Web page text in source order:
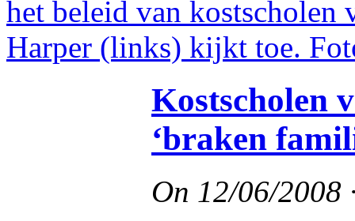
Kostscholen
‘braken
On 12/06/2008